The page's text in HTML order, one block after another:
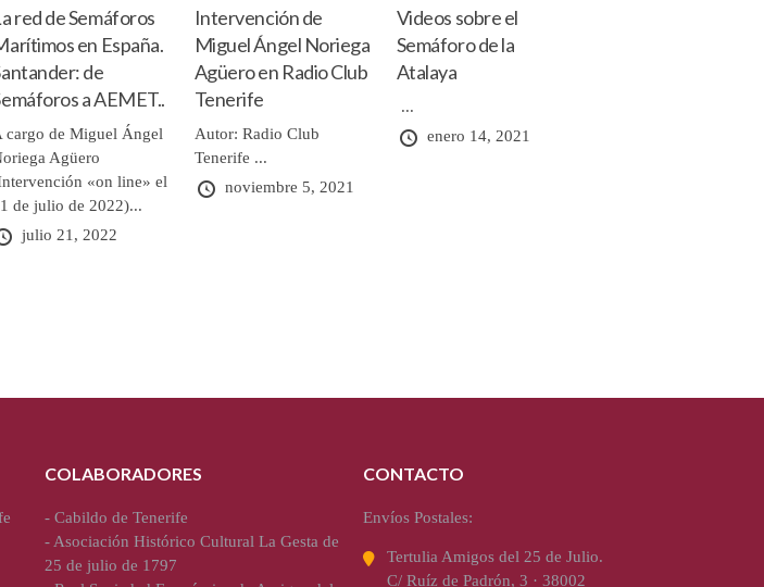
red de Semáforos
en España.
de
a AEMET..
cargo de Miguel Ángel
Agüero
«on line» el
de julio de 2022)...
julio 21, 2022
Intervención de
Miguel Ángel Noriega
Agüero en Radio Club
Tenerife
Autor: Radio Club
Tenerife ...
noviembre 5, 2021
Videos sobre el
Semáforo de la
Atalaya
...
enero 14, 2021
COLABORADORES
- Cabildo de Tenerife
-Asociación Histórico Cultural La Gesta de
25 de julio de 1797
CONTACTO
Envíos Postales:
Tertulia Amigos del 25 de Julio.
C/ Ruíz de Padrón, 3 · 38002